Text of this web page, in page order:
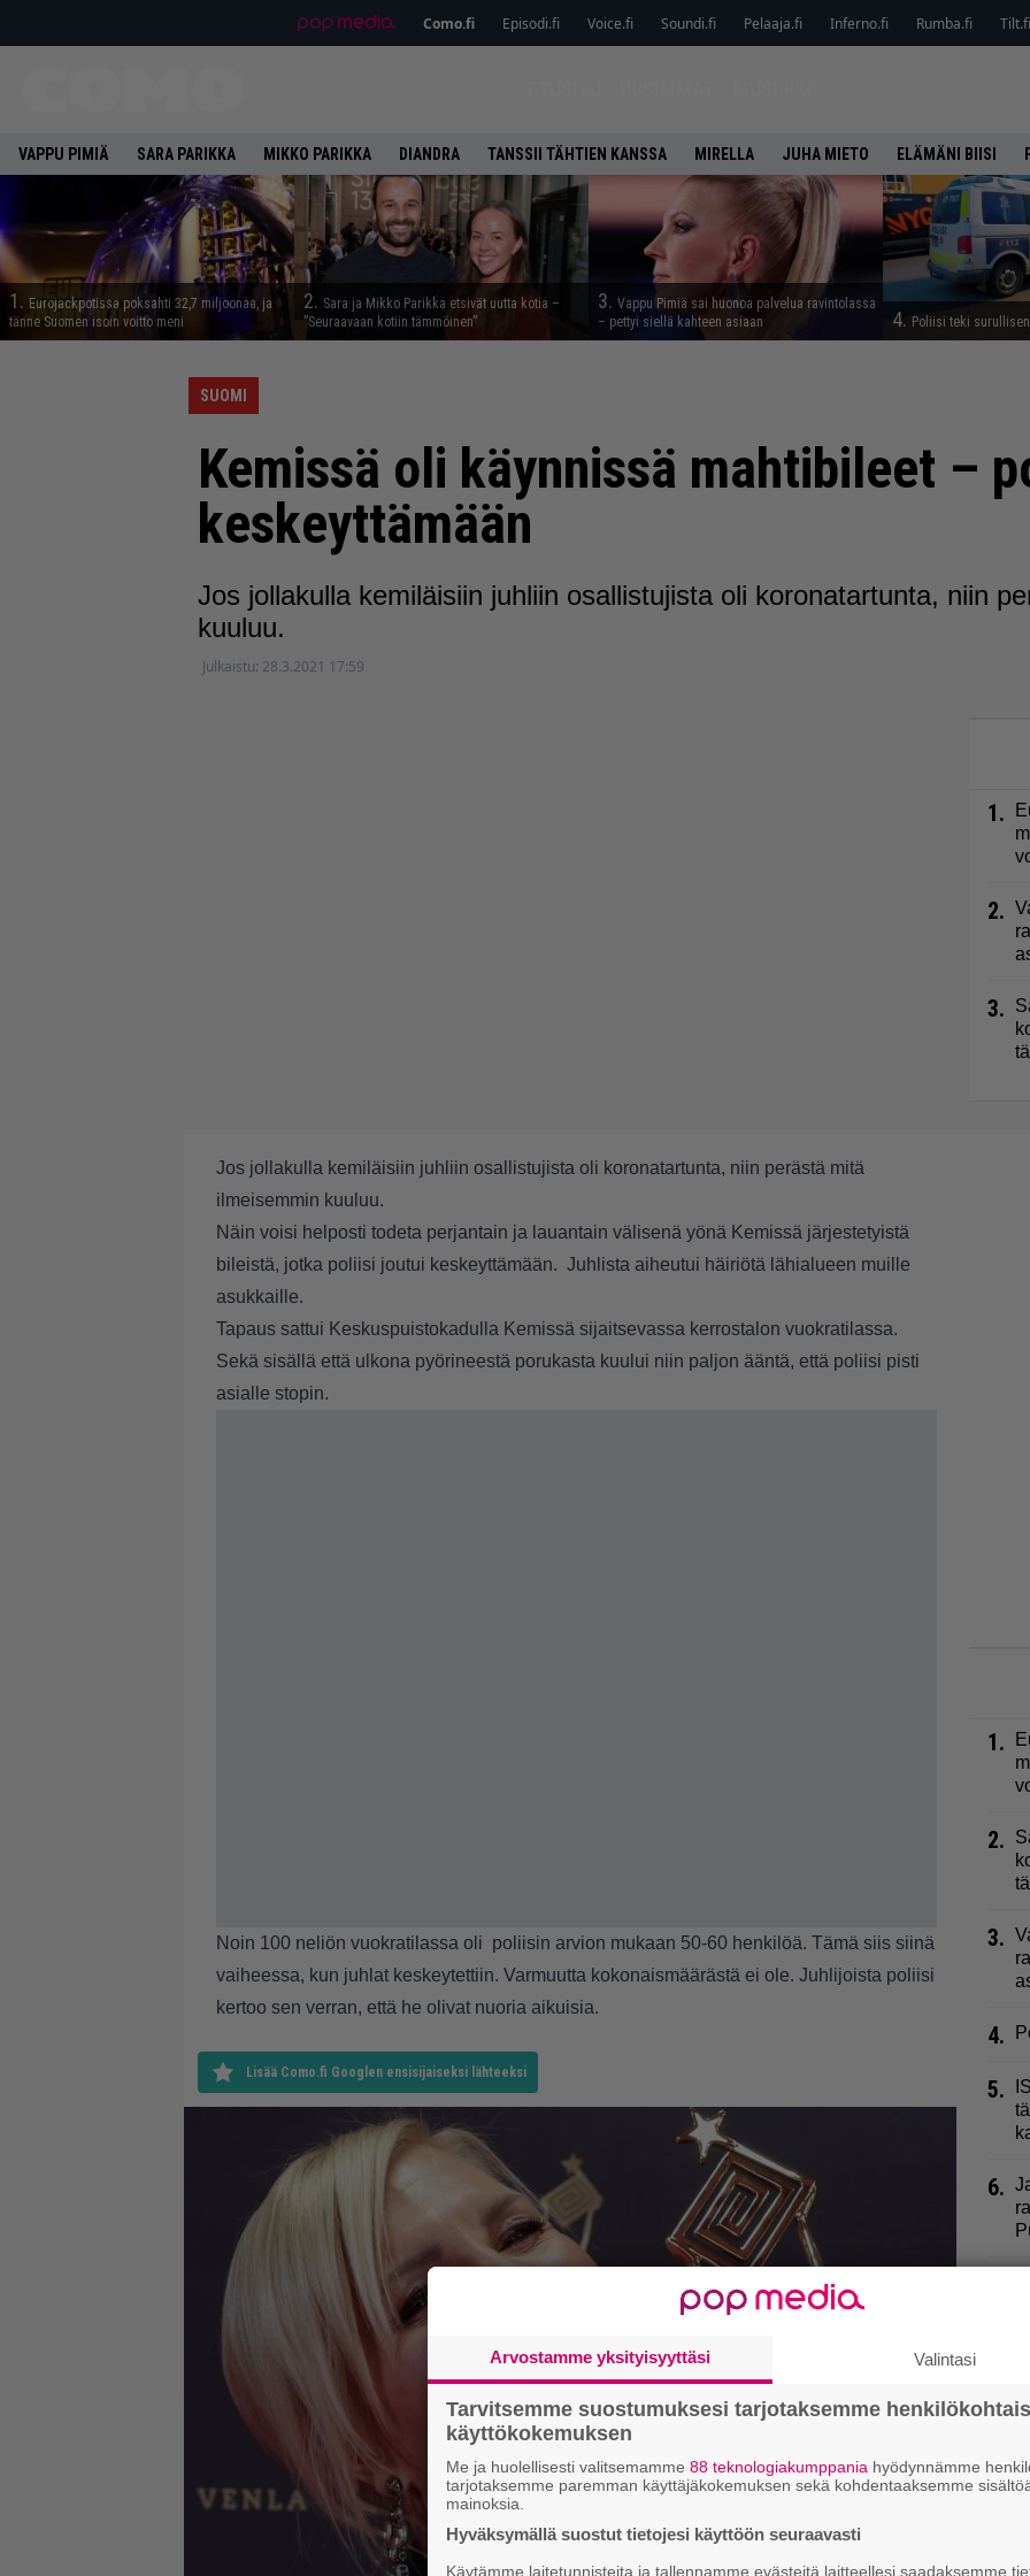
Como.fi Episodi.fi Voice.fi Soundi.fi Pelaaja.fi Inferno.fi Rumba.fi Tilt.fi
VAPPU PIMIÄ SARA PARIKKA MIKKO PARIKKA DIANDRA TANSSII TÄHTIEN KANSSA MIRELLA JUHA MIETO ELÄMÄNI BIISI
1. Eurojackpotissa poksahti 32,7 miljoonaa, ja
tänne Suomen isoin voitto meni
2. Sara ja Mikko Parikka etsivät uutta kotia –
”Seuraavaan kotiin tämmöinen”
3. Vappu Pimiä sai huonoa palvelua ravintolassa
– pettyi siellä kahteen asiaan
4. Poliisi teki
SUOMI
Kemissä oli käynnissä mahtibileet –
keskeyttämään
Jos jollakulla kemiläisiin juhliin osallistujista oli koronatartunta, niin
kuuluu.
Julkaistu: 28.3.2021 17:59
1.
2.
3.
Jos jollakulla kemiläisiin juhliin osallistujista oli koronatartunta, niin perästä mitä
ilmeisemmin kuuluu.
Näin voisi helposti todeta perjantain ja lauantain välisenä yönä Kemissä järjestetyistä
bileistä, jotka poliisi joutui keskeyttämään. Juhlista aiheutui häiriötä lähialueen muille
asukkaille.
Tapaus sattui Keskuspuistokadulla Kemissä sijaitsevassa kerrostalon vuokratilassa.
Sekä sisällä että ulkona pyörineestä porukasta kuului niin paljon ääntä, että poliisi pisti
asialle stopin.
Noin 100 neliön vuokratilassa oli poliisin arvion mukaan 50-60 henkilöä. Tämä siis siinä
vaiheessa, kun juhlat keskeytettiin. Varmuutta kokonaismäärästä ei ole. Juhlijoista poliisi
kertoo sen verran, että he olivat nuoria aikuisia.
Lisää Como.fi Googlen ensisijaiseksi lähteeksi
1.
2.
3.
4.
5.
6.
Arvostamme yksityisyyttäsi Valintasi
Tarvitsemme suostumuksesi tarjotaksemme
käyttökokemuksen
Me ja huolellisesti valitsemamme 88 teknologiakumppania hyödynnämme
tarjotaksemme paremman käyttäjäkokemuksen sekä kohdentaaksemme
mainoksia.
Hyväksymällä suostut tietojesi käyttöön seuraavasti
Käytämme laitetunnisteita ja tallennamme evästeitä laitteellesi saadaksemme